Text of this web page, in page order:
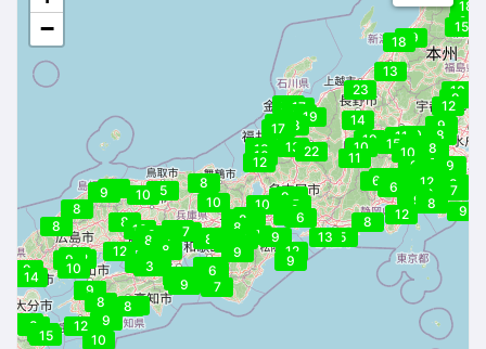
10
8
910
8
9
10
6
16
8
8
21
9
10
9
8
8
8
7
9
10
8
9
11
9
8
10
9
18
6
19 14
6
9
8 8
10
10
12
17
12
10
18
9
12
7
8
9
12
10
8
12
8
3 9
15
8
13
6
13
26
19
6
14
10
10
8
9
9
6
13
5
8
18
6
8
15
9
7
8
9
9
8
7
10
22
9
12
5
19
18
11
7
9
8
8
12
8
10
25
13
5
15
12
18
9
9
10
10
9
8
12
9
8 12
10
13
7
11
23
17
−